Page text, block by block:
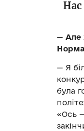
Нас
— Але
— Я
була
«Ось